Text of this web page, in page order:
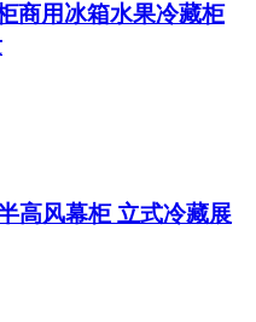
商用冰箱水果冷藏柜
高风幕柜 立式冷藏展